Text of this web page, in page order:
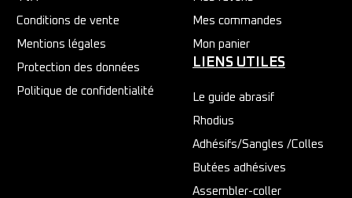
Conditions de vente
Mentions légales
Protection des données
Politique de confidentialité
Mes commandes
Mon panier
LIENS UTILES
Le guide abrasif
Rhodius
Adhésifs/Sangles /Colles
Butées adhésives
Assembler-coller